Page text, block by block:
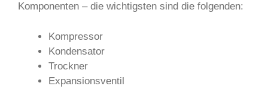
Komponenten – die wichtigsten sind die folgenden:
Kompressor
Kondensator
Trockner
Expansionsventil